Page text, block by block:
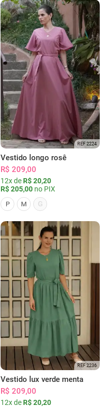
REF 2224
Vestido longo rosê
R$ 209,00
12x de R$ 20,20
R$ 205,00 no PIX
P M G
REF 2236
Vestido lux verde menta
R$ 209,00
12x de R$ 20,20